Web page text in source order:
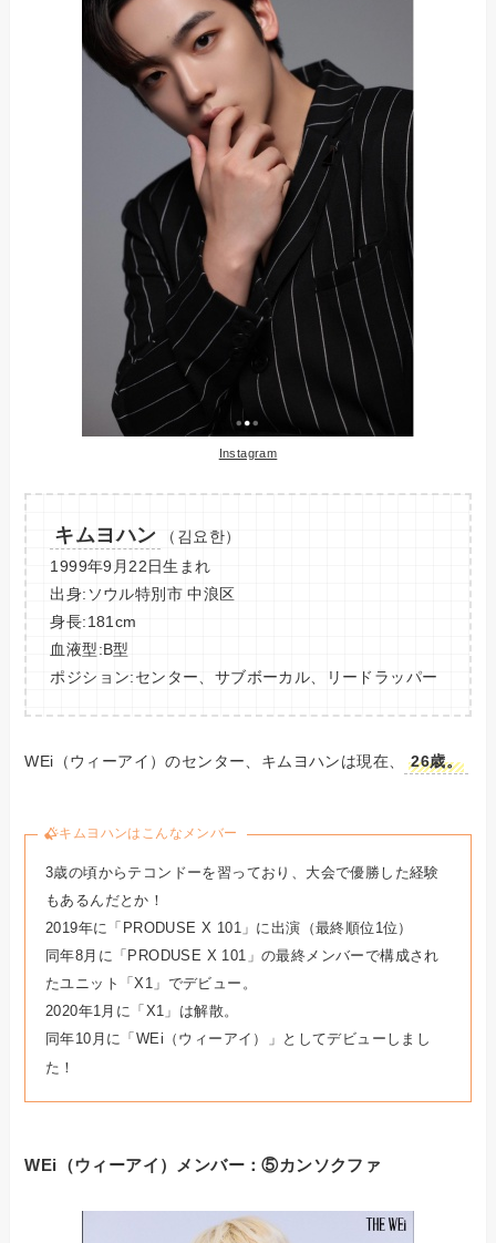
Instagram
キムヨハン
（김요한）
1999年9月22日生まれ
出身:ソウル特別市 中浪区
身長:181cm
血液型:B型
ポジション:センター、サブボーカル、リードラッパー
WEi（ウィーアイ）のセンター、キムヨハンは現在、 26歳。
キムヨハンはこんなメンバー
3歳の頃からテコンドーを習っており、大会で優勝した経験
もあるんだとか！
2019年に「PRODUSE X 101」に出演（最終順位1位）
同年8月に「PRODUSE X 101」の最終メンバーで構成され
たユニット「X1」でデビュー。
2020年1月に「X1」は解散。
同年10月に「WEi（ウィーアイ）」としてデビューしまし
た！
WEi（ウィーアイ）メンバー：⑤カンソクファ